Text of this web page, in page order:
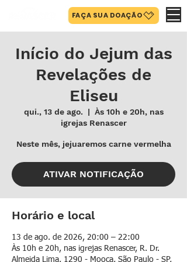
FAÇA SUA DOAÇÃO
Início do Jejum das
Revelações de
Eliseu
qui., 13 de ago.
  |
Às 10h e 20h, nas
igrejas Renascer
Neste mês, jejuaremos carne vermelha
ATIVAR NOTIFICAÇÃO
Horário e local
13 de ago. de 2026, 20:00 – 22:00
Às 10h e 20h, nas igrejas Renascer, R. Dr.
Almeida Lima, 1290 - Mooca, São Paulo - SP,